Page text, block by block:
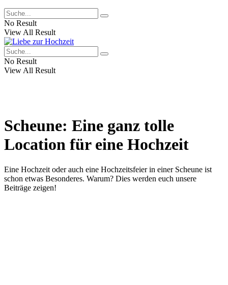
No Result
View All Result
No Result
View All Result
Scheune: Eine ganz tolle
Location für eine Hochzeit
Eine Hochzeit oder auch eine Hochzeitsfeier in einer Scheune ist
schon etwas Besonderes. Warum? Dies werden euch unsere
Beiträge zeigen!